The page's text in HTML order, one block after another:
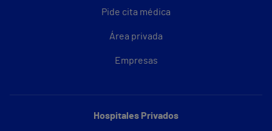
Pide cita médica
Área privada
Empresas
Hospitales Privados